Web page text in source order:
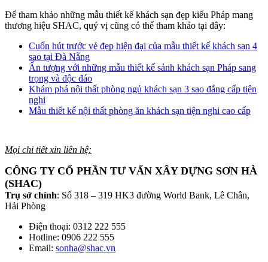
Để tham khảo những mẫu thiết kế khách sạn đẹp kiểu Pháp mang
thương hiệu SHAC, quý vị cũng có thể tham khảo tại đây:
Cuốn hút trước vẻ đẹp hiện đại của mẫu thiết kế khách sạn 4
sao tại Đà Nẵng
Ấn tượng với những mẫu thiết kế sảnh khách sạn Pháp sang
trọng và độc đáo
Khám phá nội thất phòng ngủ khách sạn 3 sao đẳng cấp tiện
nghi
Mẫu thiết kế nội thất phòng ăn khách sạn tiện nghi cao cấp
Mọi chi tiết xin liên hệ:
CÔNG TY CỔ PHẦN TƯ VẤN XÂY DỰNG SƠN HÀ
(SHAC)
Trụ sở chính: Số 318 – 319 HK3 đường World Bank, Lê Chân,
Hải Phòng
Điện thoại: 0312 222 555
Hotline: 0906 222 555
Email: sonha@shac.vn